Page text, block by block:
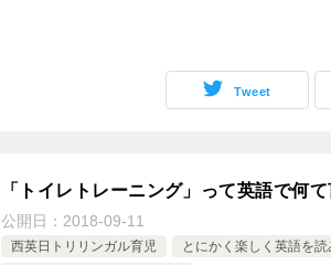
Tweet
「トイレトレーニング」って英語で何て
公開日： 2018-09-11
西英日トリリンガル育児
とにかく楽しく英語を